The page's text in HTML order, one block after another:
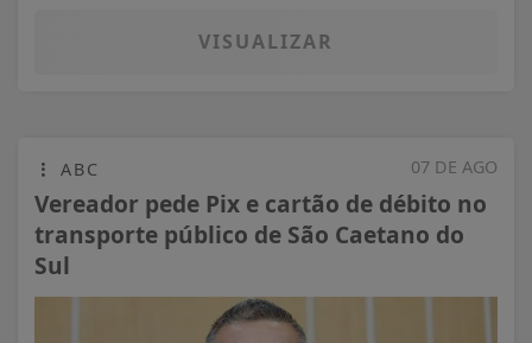
VISUALIZAR
07 DE AGO
ABC
Vereador pede Pix e cartão de débito no
transporte público de São Caetano do
Sul